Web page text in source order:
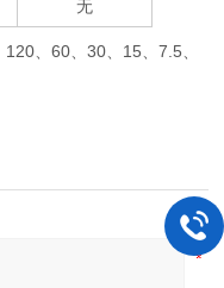
无
120、60、30、 15、7.5、